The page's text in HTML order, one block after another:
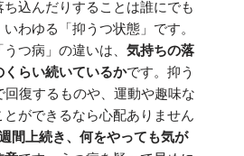
ち込んだりすることは誰にでも
わゆる「抑うつ状態」です。
つ病」の違いは、 気持ちの落
くらい続いているかです。抑う
回復するものや、運動や趣味な
とができるなら心配ありません
間上続き、何をやっても気が